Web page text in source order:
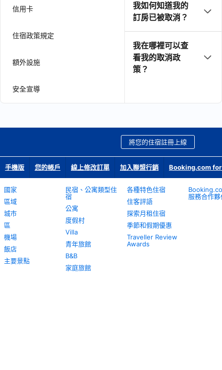
信用卡
住宿政策規定
額外設施
安全宣導
我如何知道我的
訂房已被取消？
我在哪裡可以查
看我的取消政
策？
將您的住宿註冊上線
手機版 您的帳戶 線上修改訂單 加入聯盟行銷 Booking.com
國家
區域
城市
區
機場
飯店
主要景點
民宿、公寓類型住
宿
公寓
度假村
Villa
青年旅館
B&B
家庭旅館
各種特色住宿
住客評語
探索月租住宿
季節和假期優惠
Traveller Review
Awards
服務合作夥